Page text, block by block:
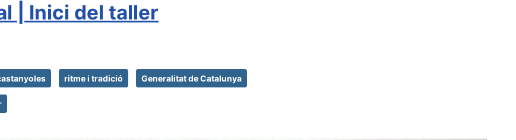
| Inici del taller
ritme i tradició Generalitat de Catalunya